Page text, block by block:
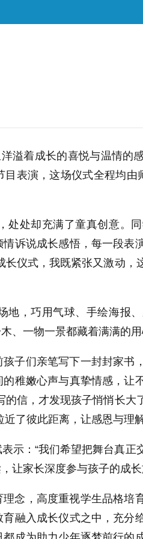
溢着成长的喜悦与温情的
表演，这场仪式全程均
处处却充满了童真创意。
诉说成长感悟，每一段表
仪式，我既紧张又激动
地，巧用气球、手绘海报
、一物一景都藏着满满的用
子们亲笔写下一封封家书
稚嫩心声与真挚情感，让
信，才发现孩子悄悄长
了彼此距离，让感恩与理
示：“我们希望把舞台真
让家长深度参与孩子的成长
念，高度重视学生品格培
融入成长仪式之中，充分